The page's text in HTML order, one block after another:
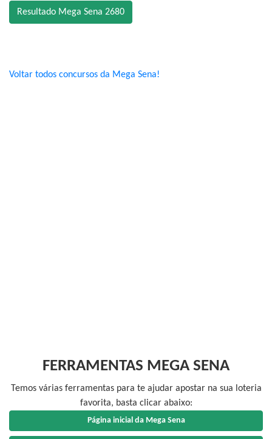
Resultado Mega Sena 2680
Voltar todos concursos da Mega Sena!
FERRAMENTAS MEGA SENA
Temos várias ferramentas para te ajudar apostar na sua loteria
favorita, basta clicar abaixo:
Página inicial da Mega Sena